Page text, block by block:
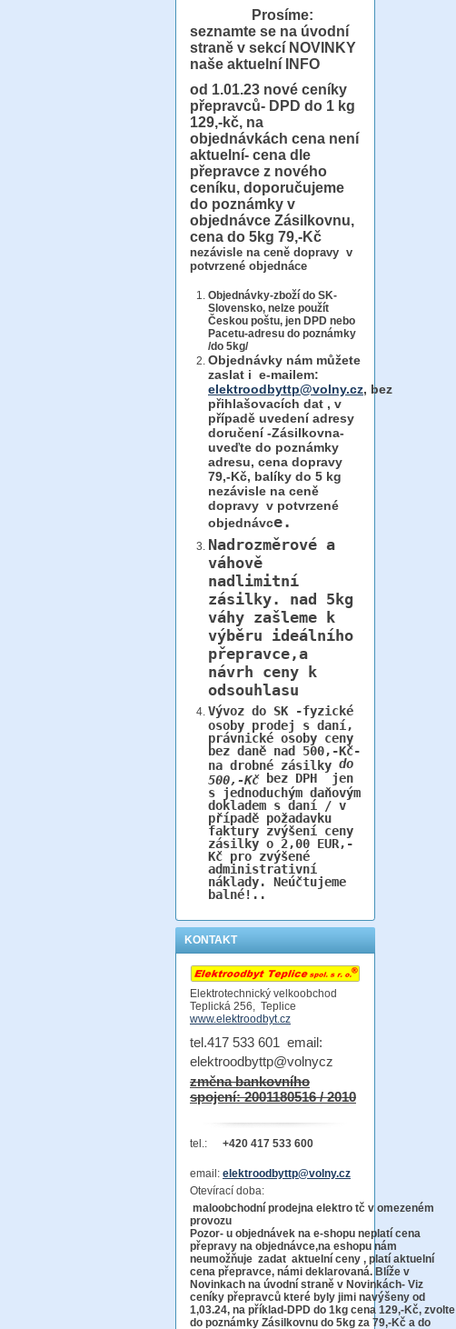
Prosíme:
seznamte se na úvodní
straně v sekcí NOVINKY
naše aktuelní INFO
od 1.01.23 nové ceníky
přepravců- DPD do 1 kg
129,-kč, na
objednávkách cena není
aktuelní- cena dle
přepravce z nového
ceníku, doporučujeme
do poznámky v
objednávce Zásilkovnu,
cena do 5kg 79,-Kč
nezávisle na ceně dopravy v
potvrzené objednáce
Objednávky-zboží do SK-
Slovensko, nelze použít
Českou poštu, jen DPD nebo
Pacetu-adresu do poznámky
/do 5kg/
Objednávky nám můžete
zaslat i e-mailem:
elektroodbyttp@volny.cz, bez
přihlašovacích dat , v
případě uvedení adresy
doručení -Zásilkovna-
uveďte do poznámky
adresu, cena dopravy
79,-Kč, balíky do 5 kg
nezávisle na ceně
dopravy v potvrzené
objednávce.
Nadrozměrové a
váhově
nadlimitní
zásilky. nad 5kg
váhy zašleme k
výběru ideálního
přepravce,a
návrh ceny k
odsouhlasu
Vývoz do SK -fyzické
osoby prodej s daní,
právnické osoby ceny
bez daně nad 500,-Kč-
na drobné zásilky do
500,-Kčbez DPH jen
s jednoduchým daňovým
dokladem s daní / v
případě požadavku
faktury zvýšení ceny
zásilky o 2,00 EUR,-
Kč pro zvýšené
administrativní
náklady. Neúčtujeme
balné!..
KONTAKT
Elektrotechnický velkoobchod
Teplická 256, Teplice
www.elektroodbyt.cz
tel.417 533 601 email:
elektroodbyttp@volnycz
změna bankovního
spojení: 2001180516 / 2010
tel.: +420 417 533 600
email: elektroodbyttp@volny.cz
Otevírací doba:
maloobchodní prodejna elektro tč v omezeném
provozu
Pozor- u objednávek na e-shopu neplatí cena
přepravy na objednávce,na eshopu nám
neumožňuje zadat aktuelní ceny , platí aktuelní
cena přepravce, námi deklarovaná. Blíže v
Novinkach na úvodní straně v Novinkách- Viz
ceníky přepravců které byly jimi navýšeny od
1,03.24, na příklad-DPD do 1kg cena 129,-Kč, zvolte
do poznámky Zásilkovnu do 5kg za 79,-Kč a do